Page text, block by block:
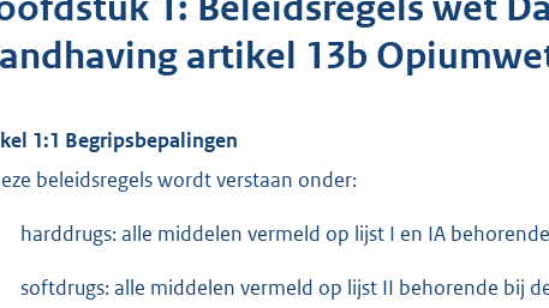
artikel 13b
1:1 Begripsbepalingen
beleidsregels wordt verstaan onder:
harddrugs: alle middelen vermeld op lijst I en IA
softdrugs: alle middelen vermeld op lijst II behorende bij